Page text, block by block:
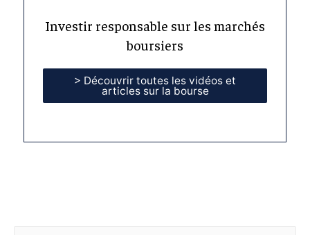
Investir responsable sur les marchés
boursiers
> Découvrir toutes les vidéos et
articles sur la bourse